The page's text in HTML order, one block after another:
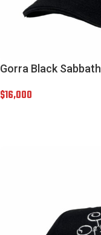
Gorra Black Sabbath
$16,000